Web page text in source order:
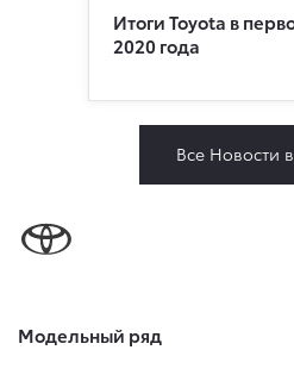
Итоги Toyota в
2020 года
Все Новости
Модельный ряд